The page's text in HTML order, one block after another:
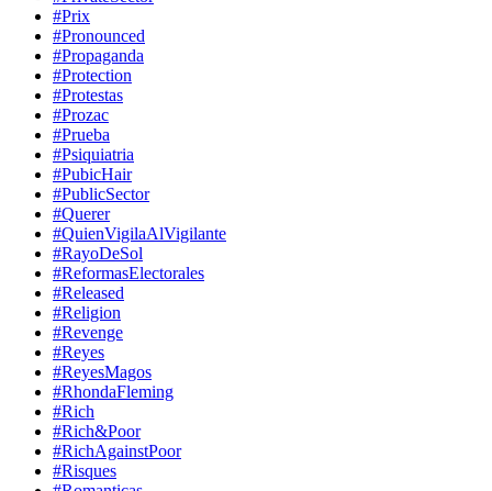
#Prix
#Pronounced
#Propaganda
#Protection
#Protestas
#Prozac
#Prueba
#Psiquiatria
#PubicHair
#PublicSector
#Querer
#QuienVigilaAlVigilante
#RayoDeSol
#ReformasElectorales
#Released
#Religion
#Revenge
#Reyes
#ReyesMagos
#RhondaFleming
#Rich
#Rich&Poor
#RichAgainstPoor
#Risques